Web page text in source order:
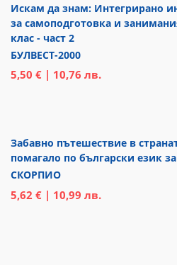
Искам да знам: Интегрирано
за самоподготовка и
клас - част 2
БУЛВЕСТ-2000
5,50 € | 10,76 лв.
Забавно пътешествие в
помагало по български език
СКОРПИО
5,62 € | 10,99 лв.